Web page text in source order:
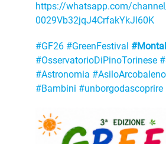
https://whatsapp.com/
0029Vb32jqJ4CrfakYkJl60K
#GF26 #GreenFestival
#OsservatorioDiPinoTorinese
#Astronomia #AsiloArcobaleno
#Bambini #unborgodascoprire